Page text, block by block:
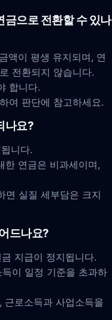
금으로 전환할 수 있나
액이 평생 유지되며, 연
전환되지 않습니다.
합니다.
여 판단에 참고하세요.
나요?
니다.
한 연금은 비과세이며,
면 실질 세부담은 크지
드나요?
지급이 정지됩니다.
이 일정 기준을 초과하
로소득과 사업소득을